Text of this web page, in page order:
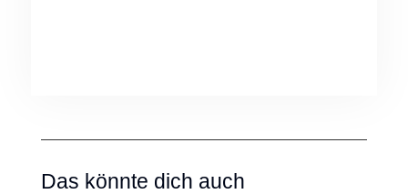
Das könnte dich auch